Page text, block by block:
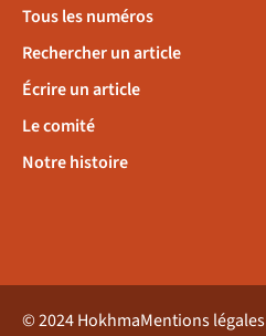
Tous les numéros
Rechercher un article
Écrire un article
Le comité
Notre histoire
© 2024 HokhmaMentions légales